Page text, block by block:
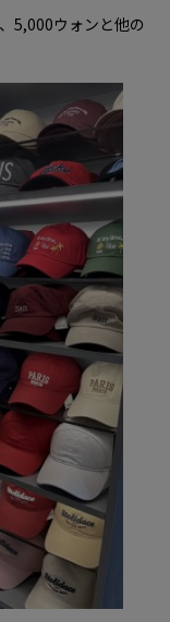
5,000ウォンと他の